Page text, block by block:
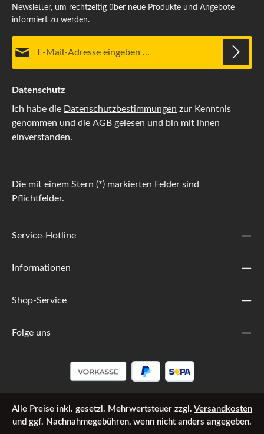
Newsletter, um rechtzeitig über neue Produkte und Angebote
informiert zu werden.
Datenschutz
Ich habe die Datenschutzbestimmungen zur Kenntnis
genommen und die AGB gelesen und bin mit ihnen
einverstanden.
Die mit einem Stern (*) markierten Felder sind
Pflichtfelder.
Service-Hotline
Informationen
Shop-Service
Folge uns
Alle Preise inkl. gesetzl. Mehrwertsteuer zzgl. Versandkosten
und ggf. Nachnahmegebühren, wenn nicht anders angegeben.